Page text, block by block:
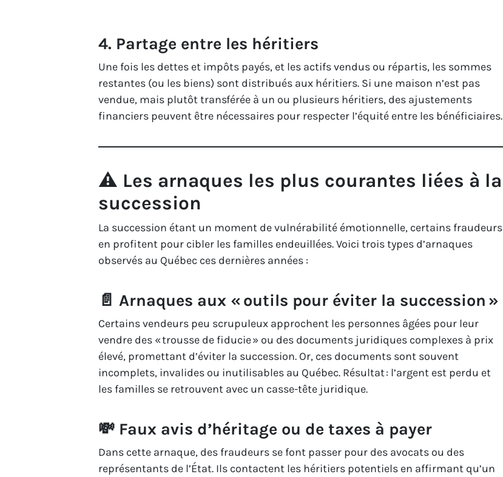
4. Partage entre les héritiers
Une fois les dettes et impôts payés, et les actifs vendus ou répartis, les sommes
restantes (ou les biens) sont distribués aux héritiers. Si une maison n’est pas
vendue, mais plutôt transférée à un ou plusieurs héritiers, des ajustements
financiers peuvent être nécessaires pour respecter l’équité entre les bénéficiaires.
⚠️ Les arnaques les plus courantes liées à la
succession
La succession étant un moment de vulnérabilité émotionnelle, certains fraudeurs
en profitent pour cibler les familles endeuillées. Voici trois types d’arnaques
observés au Québec ces dernières années :
📄 Arnaques aux « outils pour éviter la succession »
Certains vendeurs peu scrupuleux approchent les personnes âgées pour leur
vendre des « trousse de fiducie » ou des documents juridiques complexes à prix
élevé, promettant d’éviter la succession. Or, ces documents sont souvent
incomplets, invalides ou inutilisables au Québec. Résultat : l’argent est perdu et
les familles se retrouvent avec un casse-tête juridique.
💸 Faux avis d’héritage ou de taxes à payer
Dans cette arnaque, des fraudeurs se font passer pour des avocats ou des
représentants de l’État. Ils contactent les héritiers potentiels en affirmant qu’un